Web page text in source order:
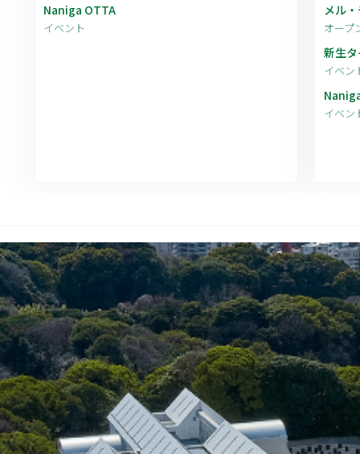
Naniga OTTA
イベント
メル
オープ
新生
イベン
イベン